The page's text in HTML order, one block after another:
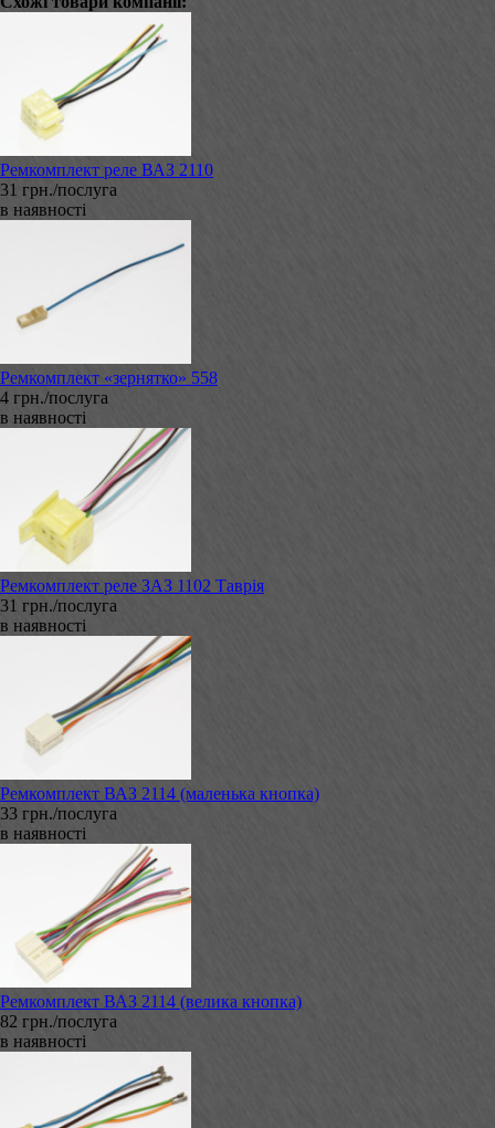
Ремкомплект реле ВАЗ 2110
31 грн./послуга
в наявності
Ремкомплект «зернятко» 558
4 грн./послуга
в наявності
Ремкомплект реле ЗАЗ 1102 Таврія
31 грн./послуга
в наявності
Ремкомплект ВАЗ 2114 (маленька кнопка)
33 грн./послуга
в наявності
Ремкомплект ВАЗ 2114 (велика кнопка)
82 грн./послуга
в наявності